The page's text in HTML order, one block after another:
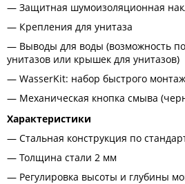
Защитная шумоизоляционная
Крепления для унитаза
Выводы для воды (возможность
унитазов или крышек для унитазов)
WasserKit: набор быстрого
Механическая кнопка смыва
Характеристики
Стальная конструкция по
Толщина стали 2 мм
Регулировка высоты и глубины